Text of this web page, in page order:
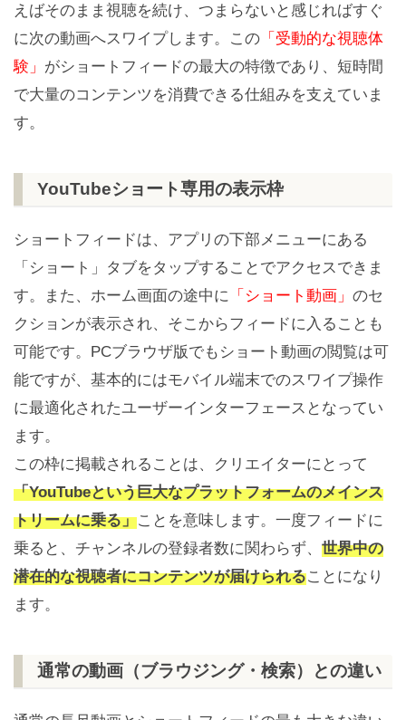
えばそのまま視聴を続け、つまらないと感じればすぐ
に次の動画へスワイプします。この 「受動的な視聴体
験」 がショートフィードの最大の特徴であり、短時間
で大量のコンテンツを消費できる仕組みを支えていま
す。
YouTubeショート専用の表示枠
ショートフィードは、アプリの下部メニューにある
「ショート」タブをタップすることでアクセスできま
す。また、ホーム画面の途中に 「ショート動画」 のセ
クションが表示され、そこからフィードに入ることも
可能です。PCブラウザ版でもショート動画の閲覧は可
能ですが、基本的にはモバイル端末でのスワイプ操作
に最適化されたユーザーインターフェースとなってい
ます。
この枠に掲載されることは、クリエイターにとって
「YouTubeという巨大なプラットフォームのメインス
トリームに乗る」ことを意味します。一度フィードに
乗ると、チャンネルの登録者数に関わらず、 世界中の
潜在的な視聴者にコンテンツが届けられることになり
ます。
通常の動画（ブラウジング・検索）との違い